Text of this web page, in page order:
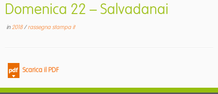
Domenica 22 – Salvadanai
in 2018/rassegna stampa it
Scarica il PDF